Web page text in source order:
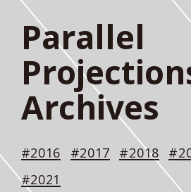
Parallel
Archives
#2016 #2017 #2018
#2021